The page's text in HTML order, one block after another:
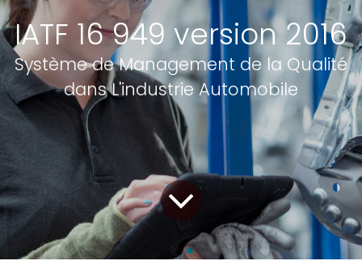
IATF 16 949 version 2016
Système de Management de la Qualité
dans L'industrie Automobile